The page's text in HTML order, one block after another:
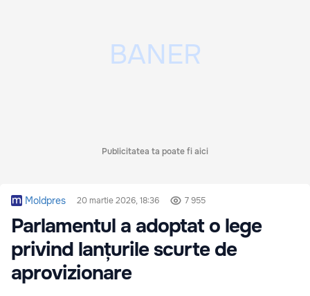
Publicitatea ta poate fi aici
Moldpres 20 martie 2026, 18:36 7 955
Parlamentul a adoptat o lege
privind lanțurile scurte de
aprovizionare